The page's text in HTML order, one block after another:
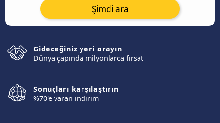
Şimdi ara
Gideceğiniz yeri arayın
Dünya çapında milyonlarca fırsat
Sonuçları karşılaştırın
%70'e varan indirim